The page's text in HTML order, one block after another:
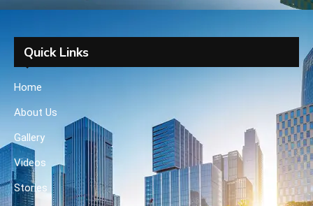
Quick Links
Home
About Us
Gallery
Videos
Stories